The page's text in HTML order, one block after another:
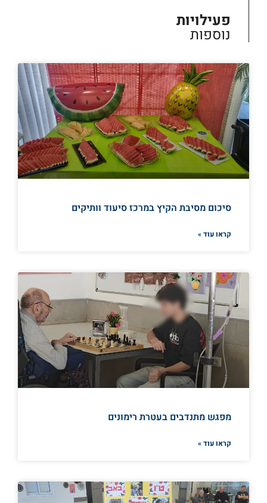
פעילויות
נוספות
סיכום מסיבת הקיץ במרכז סיעוד וותיקים
קראו עוד »
מפגש מתנדבים בעטרת רימונים
קראו עוד »